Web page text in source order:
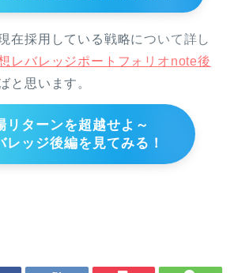
在採用している戦略について詳し
レバレッジポートフォリオnote後
と思います。
リターンを超越せよ～
レッジ後編を見てみる！